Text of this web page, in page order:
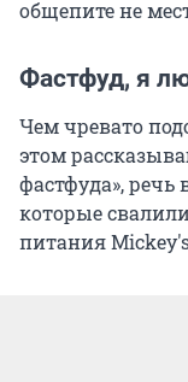
общепите не
Фастфуд, я
Чем чревато
этом
фастфуда», речь
которые
питания